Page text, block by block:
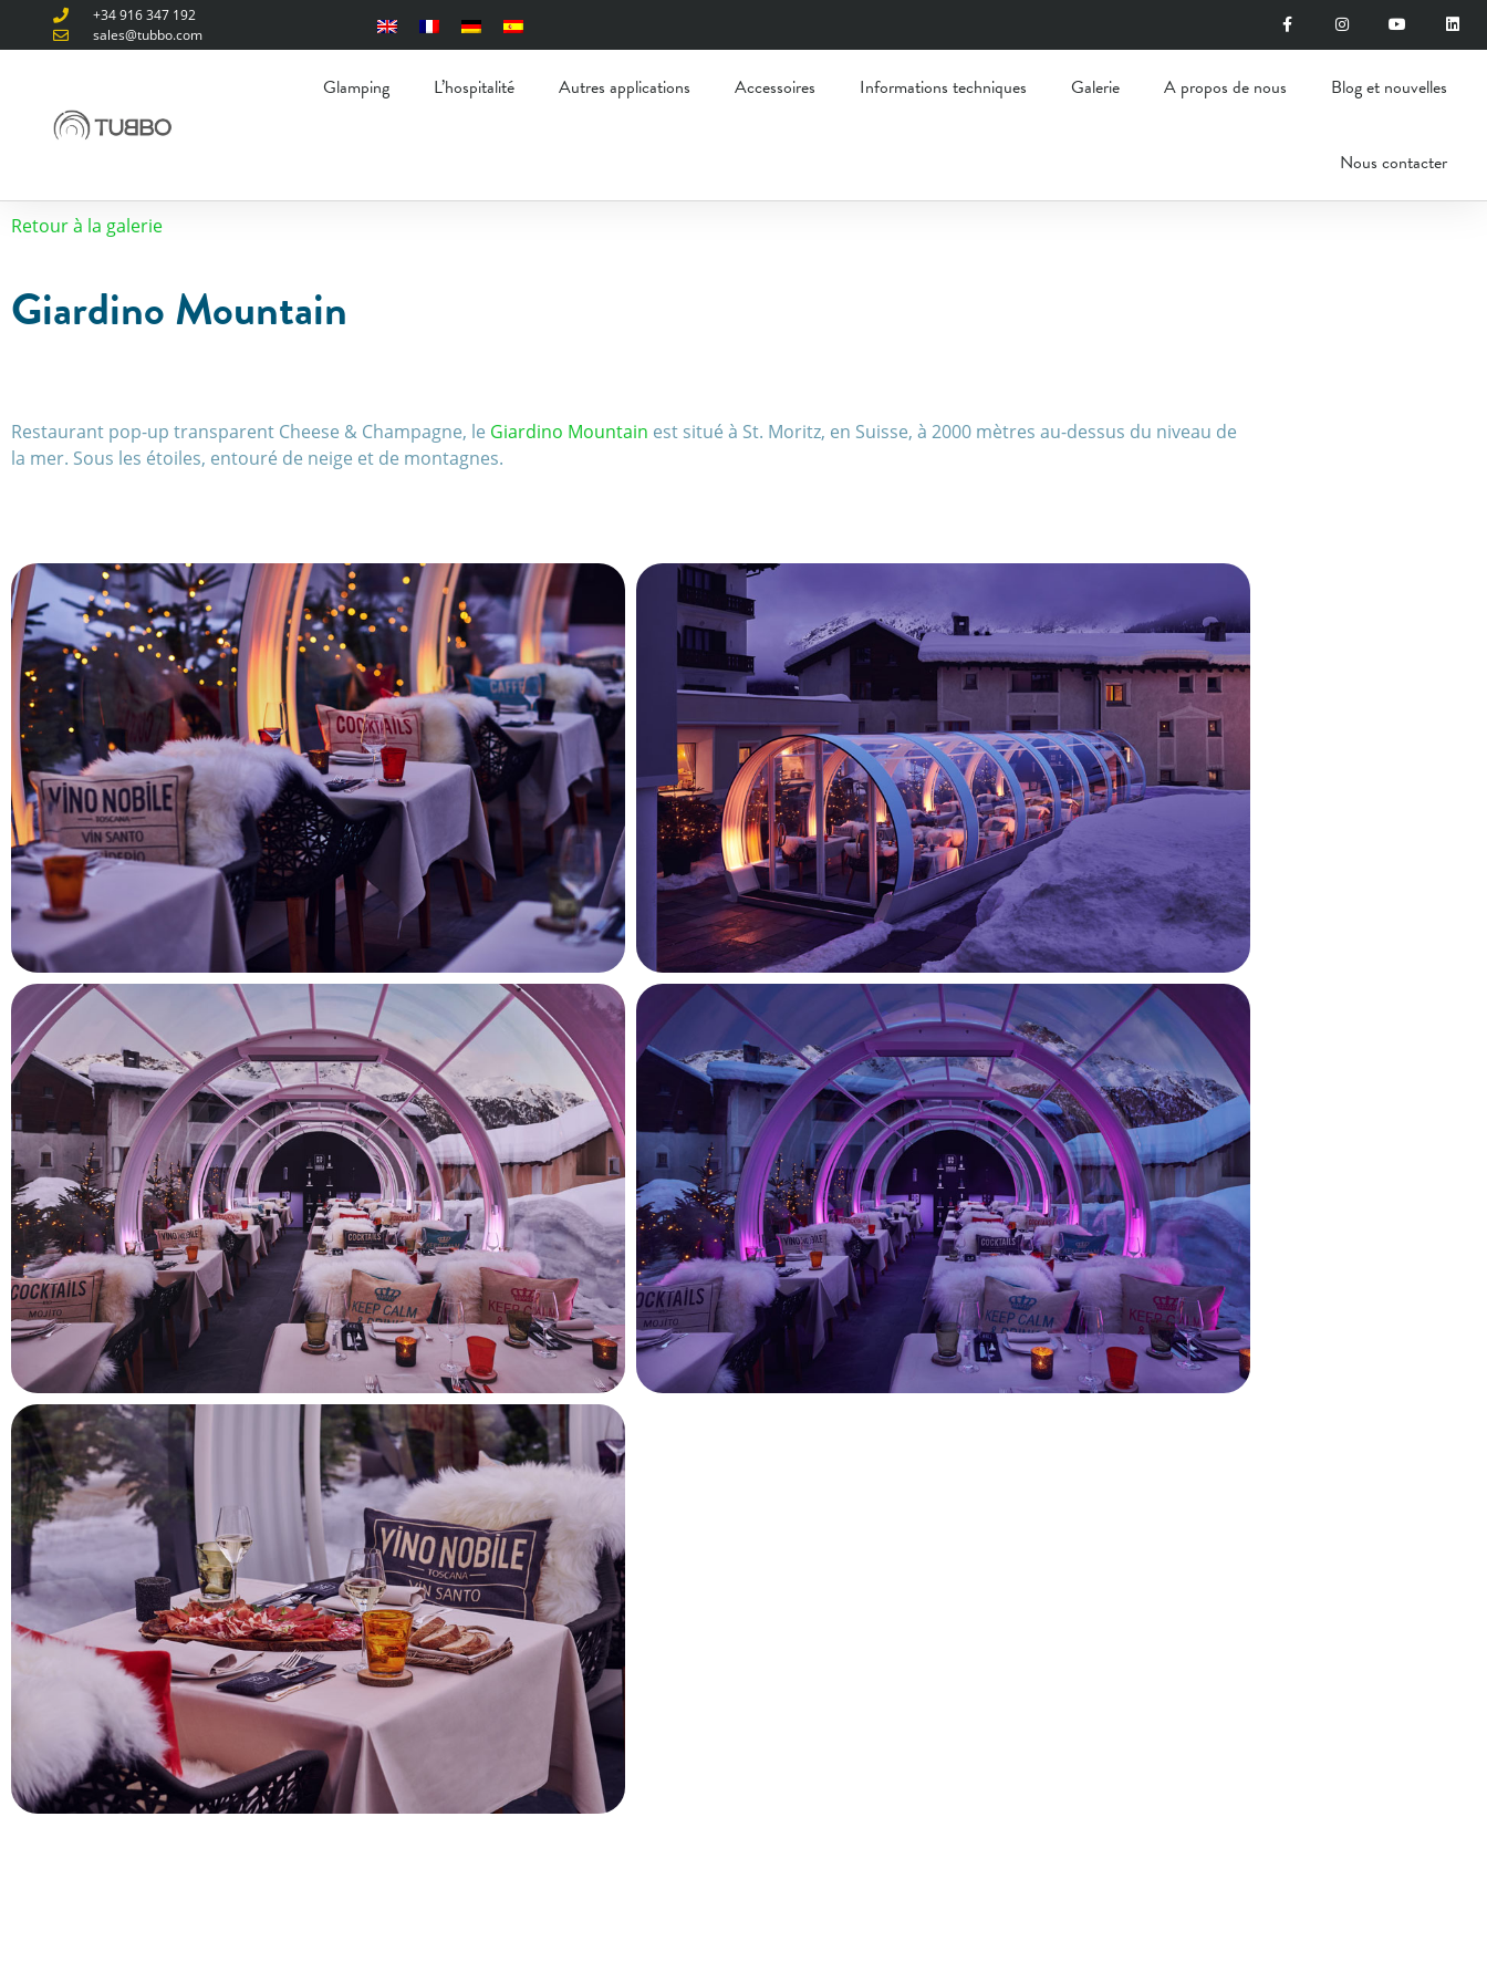
+34 916 347 192
sales@tubbo.com
Glamping L’hospitalité Autres applications Accessoires Informations techniques Galerie A propos de nous Blog et nouvelles
Nous contacter
Retour à la galerie
Giardino Mountain
Restaurant pop-up transparent Cheese & Champagne, le Giardino Mountain est situé à St. Moritz, en Suisse, à 2000 mètres au-dessus du niveau de
la mer. Sous les étoiles, entouré de neige et de montagnes.